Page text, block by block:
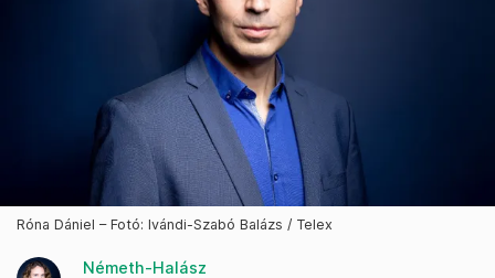
Róna Dániel – Fotó: Ivándi-Szabó Balázs / Telex
Németh-Halász